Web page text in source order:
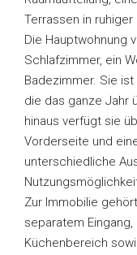
Terrassen in ruhiger
Die Hauptwohnung
Schlafzimmer, ein
Badezimmer. Sie
die das ganze Jahr
hinaus verfügt sie
Vorderseite und
unterschiedliche
Zur Immobilie
separatem
Küchenbereich